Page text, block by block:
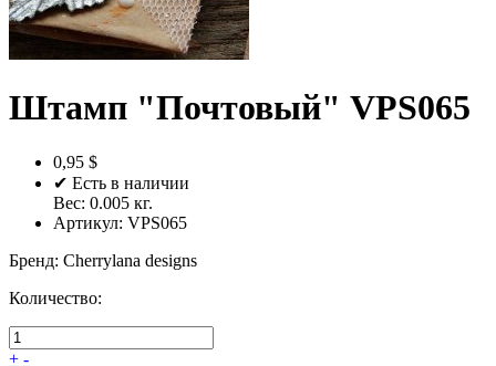
Штамп "Почтовый" VPS065
0,95 $
✔ Есть в наличии
Вес: 0.005 кг.
Артикул: VPS065
Бренд: Cherrylana designs
Количество:
+ -